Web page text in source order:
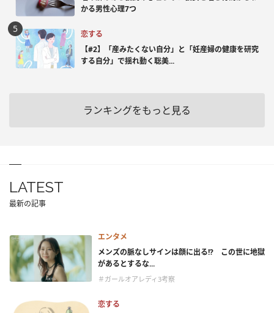
かる男性心理7つ
恋する
【#2】「産みたくない自分」と「妊産婦の健康を研究
する自分」で揺れ動く聡美...
ランキングをもっと見る
LATEST
最新の記事
エンタメ
メンズの脈なしサインは顔に出る!? この世に地獄
があるとするな...
＃ガールオアレディ3考察
恋する